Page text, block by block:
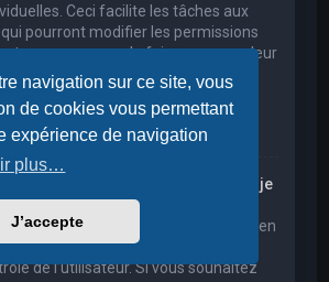
navigation sur ce site, vous
de cookies vous permettant
expérience de navigation
plus…
J’accepte
Ceci facilite les tâches aux
pourront modifier les permissions
en une seule fois, ou encore leur
de modération, ou bien leur
forum privé.
d’utilisateurs et comment puis-je
tous les groupes d’utilisateurs en
« Groupes d’utilisateurs » depuis le
de l’utilisateur. Si vous souhaitez